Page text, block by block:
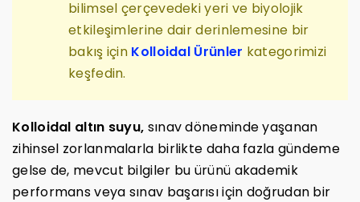
bilimsel çerçevedeki yeri ve biyolojik
etkileşimlerine dair derinlemesine bir
bakış için Kolloidal Ürünler kategorimizi
keşfedin.
Kolloidal altın suyu, sınav döneminde yaşanan
zihinsel zorlanmalarla birlikte daha fazla gündeme
gelse de, mevcut bilgiler bu ürünü akademik
performans veya sınav başarısı için doğrudan bir